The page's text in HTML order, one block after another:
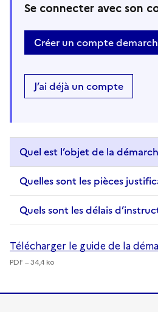
Se connecter avec son
Créer un compte
J’ai déjà un compte
Quel est l’objet de la
Quelles sont les pièces
Quels sont les délais
Télécharger le guide de la
PDF – 34,4 ko